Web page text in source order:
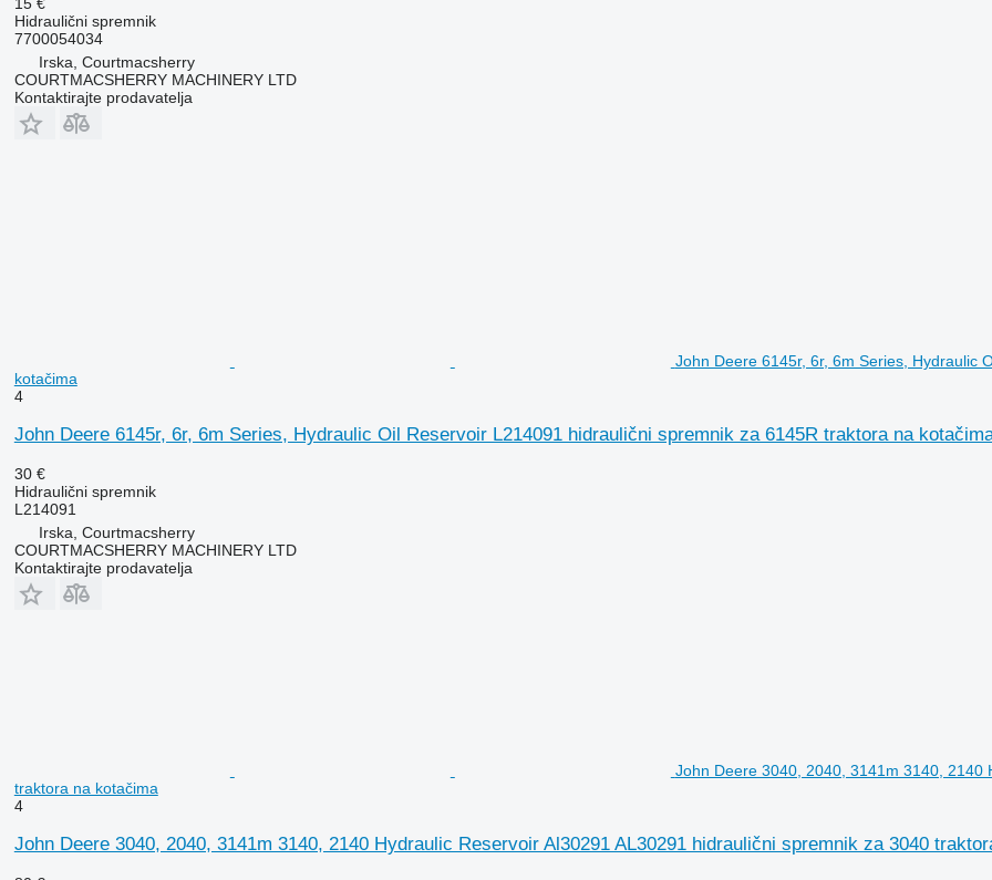
Hidraulični spremnik
7700054034
Irska, Courtmacsherry
COURTMACSHERRY MACHINERY LTD
Kontaktirajte prodavatelja
John Deere 6145r, 6r, 6m Series, Hydraulic
kotačima
4
John Deere 6145r, 6r, 6m Series, Hydraulic Oil Reservoir L214091 hidraulični spremnik za 6145R traktora na
30 €
Hidraulični spremnik
L214091
Irska, Courtmacsherry
COURTMACSHERRY MACHINERY LTD
Kontaktirajte prodavatelja
John Deere 3040, 2040, 3141m 3140, 2140
traktora na kotačima
4
John Deere 3040, 2040, 3141m 3140, 2140 Hydraulic Reservoir Al30291 AL30291 hidraulični spremnik za 3040